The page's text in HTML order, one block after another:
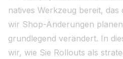
natives Werkzeug bereit, das
wir Shop-Änderungen
grundlegend verändert. In
wir, wie Sie Rollouts als